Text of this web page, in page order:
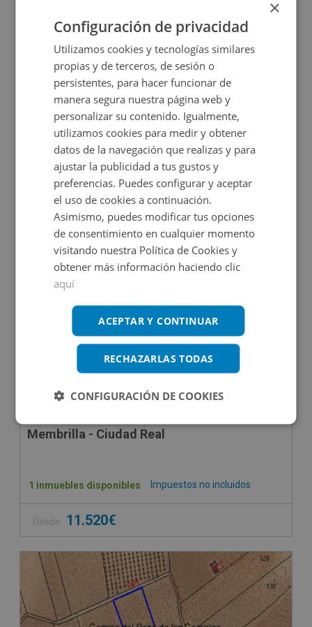
Av De La Resinera 3 Y 4, 29680 Estepona - Málaga
Impuestos no incluidos
2 inmuebles disponibles
350.000€
Membrilla - Ciudad Real
Impuestos no incluidos
1 inmuebles disponibles
Desde 11.520€
CONDICIONES ESPECIALES
×
Configuración de privacidad
Utilizamos cookies y tecnologías similares
propias y de terceros, de sesión o
persistentes, para hacer funcionar de
manera segura nuestra página web y
personalizar su contenido. Igualmente,
utilizamos cookies para medir y obtener
datos de la navegación que realizas y para
ajustar la publicidad a tus gustos y
preferencias. Puedes configurar y aceptar
el uso de cookies a continuación.
Asimismo, puedes modificar tus opciones
de consentimiento en cualquier momento
visitando nuestra Política de Cookies y
obtener más información haciendo clic
aquí
ACEPTAR Y CONTINUAR
RECHAZARLAS TODAS
CONFIGURACIÓN DE COOKIES